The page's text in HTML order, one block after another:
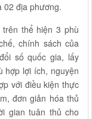
02 địa phương.
thể hiện 3 phù
chính sách của
số quốc gia, lấy
hợp lợi ích, nguyện
với điều kiện thực
đơn giản hóa thủ
gian tuân thủ cho